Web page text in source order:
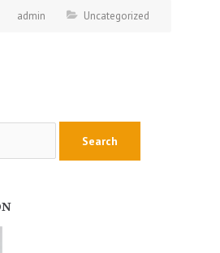
admin Uncategorized